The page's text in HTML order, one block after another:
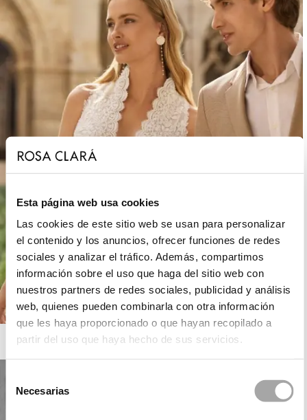
Esta página web usa cookies
Las cookies de este sitio web se usan para personalizar
el contenido y los anuncios, ofrecer funciones de redes
sociales y analizar el tráfico. Además, compartimos
información sobre el uso que haga del sitio web con
nuestros partners de redes sociales, publicidad y análisis
web, quienes pueden combinarla con otra información
que les haya proporcionado o que hayan recopilado a
partir del uso que haya hecho de sus servicios.
Necesarias
ROSA CLARÁ BOHEME